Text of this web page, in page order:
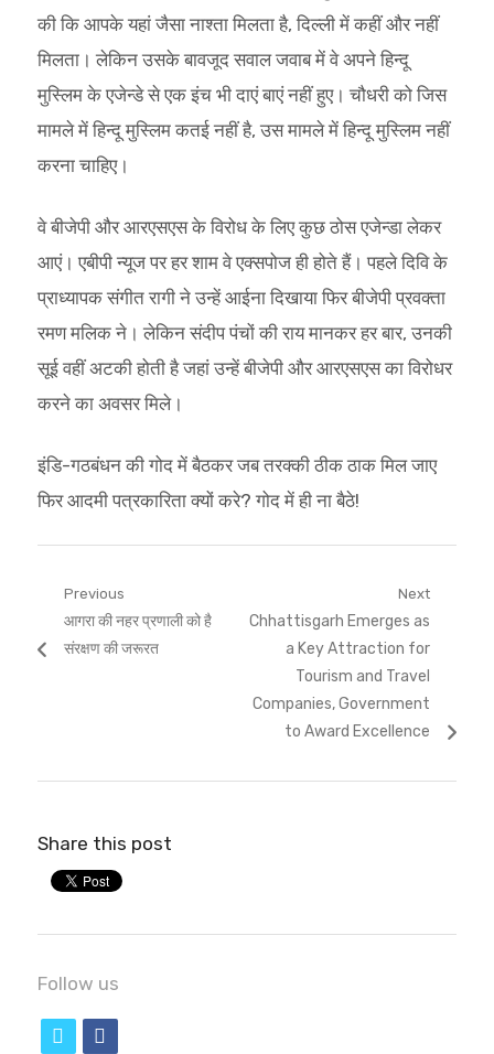
की कि आपके यहां जैसा नाश्ता मिलता है, दिल्ली में कहीं और नहीं
मिलता। लेकिन उसके बावजूद सवाल जवाब में वे अपने हिन्दू
मुस्लिम के एजेन्डे से एक इंच भी दाएं बाएं नहीं हुए। चौधरी को जिस
मामले में हिन्दू मुस्लिम कतई नहीं है, उस मामले में हिन्दू मुस्लिम नहीं
करना चाहिए।
वे बीजेपी और आरएसएस के विरोध के लिए कुछ ठोस एजेन्डा लेकर
आएं। एबीपी न्यूज पर हर शाम वे एक्सपोज ही होते हैं। पहले दिवि के
प्राध्यापक संगीत रागी ने उन्हें आईना दिखाया फिर बीजेपी प्रवक्ता
रमण मलिक ने। लेकिन संदीप पंचों की राय मानकर हर बार, उनकी
सूई वहीं अटकी होती है जहां उन्हें बीजेपी और आरएसएस का विरोधर
करने का अवसर मिले।
इंडि-गठबंधन की गोद में बैठकर जब तरक्की ठीक ठाक मिल जाए
फिर आदमी पत्रकारिता क्यों करे? गोद में ही ना बैठे!
Post
navigation
Previous
Previous
post:
आगरा की नहर प्रणाली को है
संरक्षण की जरूरत
Next
Next
Chhattisgarh Emerges as
a Key Attraction for
Tourism and Travel
Companies, Government
to Award Excellence
Share this post
Follow us